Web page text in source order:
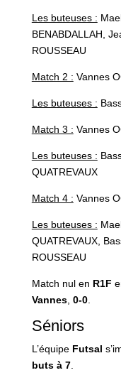
Les buteuses :
BENABDALLAH,
ROUSSEAU
Match 2 : Vannes
Les buteuses :
Match 3 : Vannes
Les buteuses :
QUATREVAUX
Match 4 : Vannes
Les buteuses :
QUATREVAUX,
ROUSSEAU
Match nul en R1F
Vannes, 0-0.
Séniors
L’équipe Futsal
buts à 7.